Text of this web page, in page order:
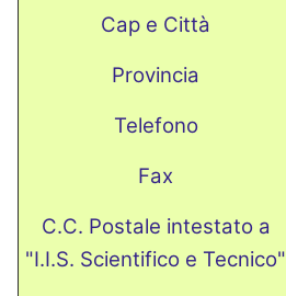
Cap e Città
Provincia
Telefono
Fax
C.C. Postale intestato a
"I.I.S. Scientifico e Tecnico"